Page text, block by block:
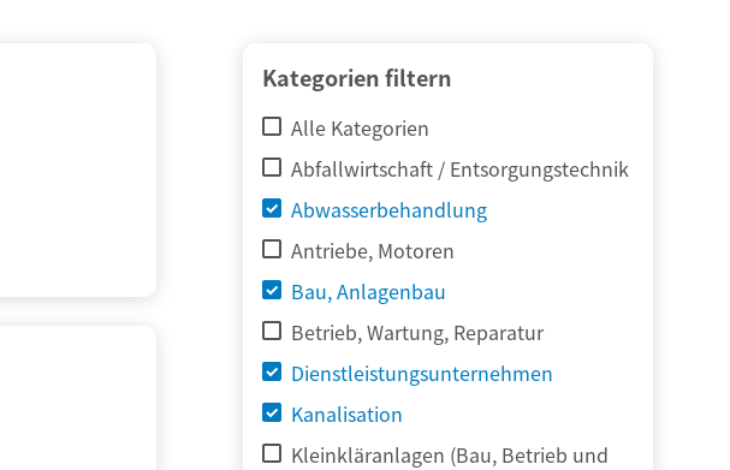
Kategorien filtern
Alle Kategorien
Abfallwirtschaft / Entsorgungstechnik
Abwasserbehandlung
Antriebe, Motoren
Bau, Anlagenbau
Betrieb, Wartung, Reparatur
Dienstleistungsunternehmen
Kanalisation
Kleinkläranlagen (Bau, Betrieb und